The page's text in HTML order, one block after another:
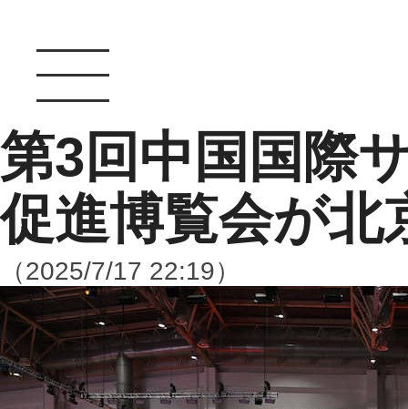
第3回中国国際
促進博覧会が北
（2025/7/17 22:19）